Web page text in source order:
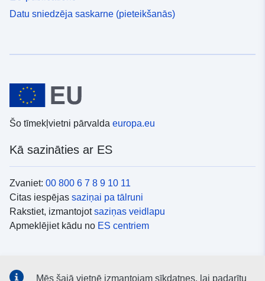
Datu sniedzēja saskarne (pieteikšanās)
Šo tīmekļvietni pārvalda europa.eu
Kā sazināties ar ES
Zvaniet: 00 800 6 7 8 9 10 11
Citas iespējas saziņai pa tālruni
Rakstiet, izmantojotsaziņas veidlapu
Apmeklējiet kādu no ES centriem
Mēs šajā vietnē izmantojam sīkdatnes, lai padarītu